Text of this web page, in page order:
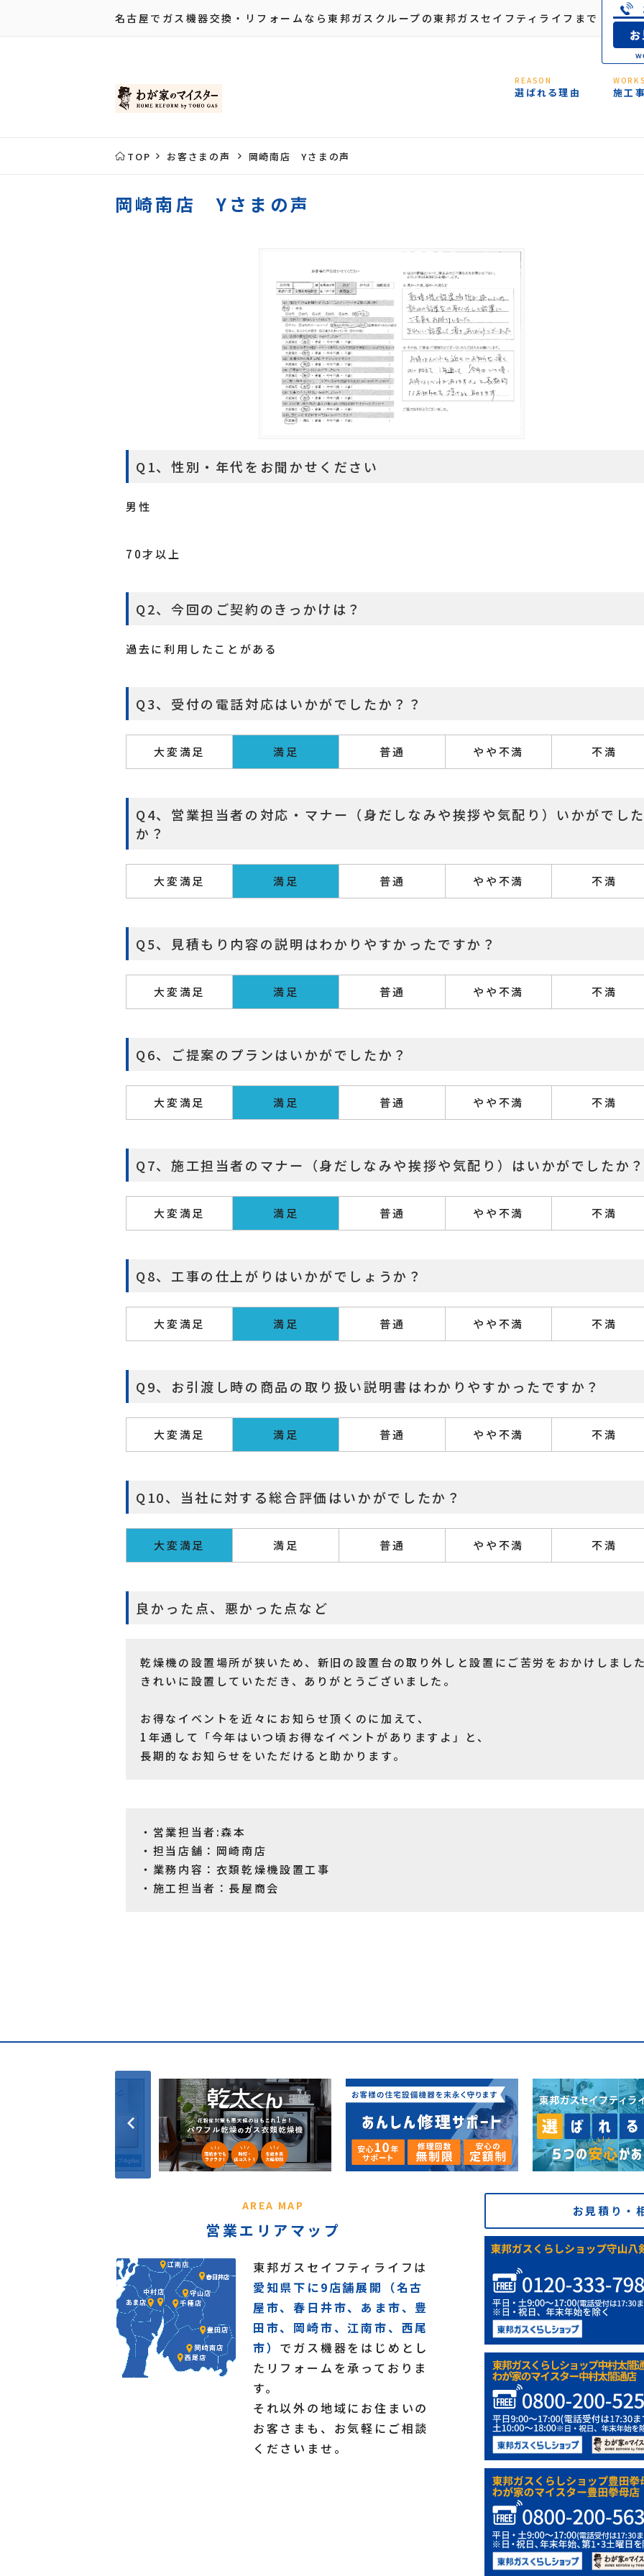
名古屋でガス機器交換・リフォームなら東邦ガスクループの東邦ガスセイフティライフまで
REASON
選ばれる理由 施工
TOP お客さまの声 岡崎南店 Yさまの声
岡崎南店 Yさまの声
Q1、性別・年代をお聞かせください
男性
70才以上
Q2、今回のご契約のきっかけは？
過去に利用したことがある
Q3、受付の電話対応はいかがでしたか？？
大変満足 満足 普通 やや不満 不満
Q4、営業担当者の対応・マナー（身だしなみや挨拶や気配り）いかがでし
か？
大変満足 満足 普通 やや不満 不満
Q5、見積もり内容の説明はわかりやすかったですか？
大変満足 満足 普通 やや不満 不満
Q6、ご提案のプランはいかがでしたか？
大変満足 満足 普通 やや不満 不満
Q7、施工担当者のマナー（身だしなみや挨拶や気配り）はいかがでしたか
大変満足 満足 普通 やや不満 不満
Q8、工事の仕上がりはいかがでしょうか？
大変満足 満足 普通 やや不満 不満
Q9、お引渡し時の商品の取り扱い説明書はわかりやすかったですか？
大変満足 満足 普通 やや不満 不満
Q10、当社に対する総合評価はいかがでしたか？
大変満足 満足 普通 やや不満 不満
良かった点、悪かった点など
乾燥機の設置場所が狭いため、新旧の設置台の取り外しと設置にご苦労をおかけしまし
きれいに設置していただき、ありがとうございました。
お得なイベントを近々にお知らせ頂くのに加えて、
1年通して「今年はいつ頃お得なイベントがありますよ」と、
長期的なお知らせをいただけると助かります。
・営業担当者:森本
・担当店舗：岡崎南店
・業務内容：衣類乾燥機設置工事
・施工担当者：長屋商会
AREA MAP
営業エリアマップ
東邦ガスセイフティライフは
愛知県下に9店舗展開（名古
屋市、春日井市、あま市、豊
田市、岡崎市、江南市、西尾
市） でガス機器をはじめとし
たリフォームを承っておりま
す。
それ以外の地域にお住まいの
お客さまも、お気軽にご相談
くださいませ。
お見積り・